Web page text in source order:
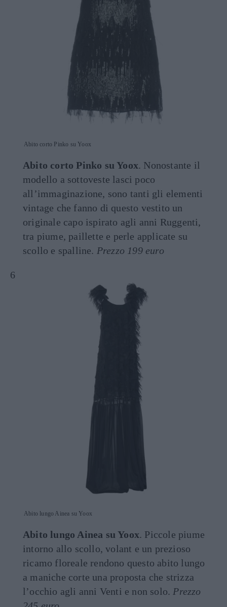
Abito corto Pinko su Yoox
Abito corto Pinko su Yoox. Nonostante il
modello a sottoveste lasci poco
all’immaginazione, sono tanti gli elementi
vintage che fanno di questo vestito un
originale capo ispirato agli anni Ruggenti,
tra piume, paillette e perle applicate su
scollo e spalline. Prezzo 199 euro
Abito lungo Ainea su Yoox
Abito lungo Ainea su Yoox. Piccole piume
intorno allo scollo, volant e un prezioso
ricamo floreale rendono questo abito lungo
a maniche corte una proposta che strizza
l’occhio agli anni Venti e non solo. Prezzo